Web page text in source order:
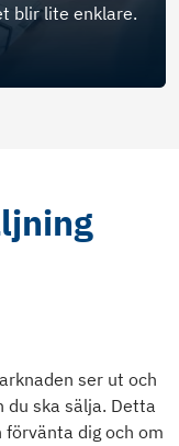
blir lite enklare.
ser ut och
du ska sälja. Detta
förvänta dig och om